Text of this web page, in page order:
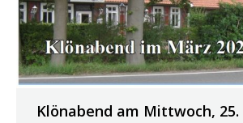
Klönabend am Mittwoch, 25.